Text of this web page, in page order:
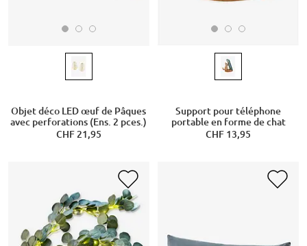
Objet déco LED œuf de Pâques
avec perforations (Ens. 2 pces.)
CHF 21,95
Support pour téléphone
portable en forme de chat
CHF 13,95